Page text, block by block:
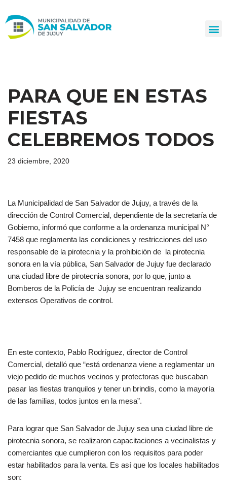
al
PARA QUE EN ESTAS
FIESTAS
CELEBREMOS TODOS
23 diciembre, 2020
La Municipalidad de San Salvador de Jujuy, a través de la
dirección de Control Comercial, dependiente de la secretaría de
Gobierno, informó que conforme a la ordenanza municipal N°
7458 que reglamenta las condiciones y restricciones del uso
responsable de la pirotecnia y la prohibición de la pirotecnia
sonora en la vía pública, San Salvador de Jujuy fue declarado
una ciudad libre de pirotecnia sonora, por lo que, junto a
Bomberos de la Policía de Jujuy se encuentran realizando
extensos Operativos de control.
En este contexto, Pablo Rodríguez, director de Control
Comercial, detalló que “está ordenanza viene a reglamentar un
viejo pedido de muchos vecinos y protectoras que buscaban
pasar las fiestas tranquilos y tener un brindis, como la mayoría
de las familias, todos juntos en la mesa”.
Para lograr que San Salvador de Jujuy sea una ciudad libre de
pirotecnia sonora, se realizaron capacitaciones a vecinalistas y
comerciantes que cumplieron con los requisitos para poder
estar habilitados para la venta. Es así que los locales habilitados
son: